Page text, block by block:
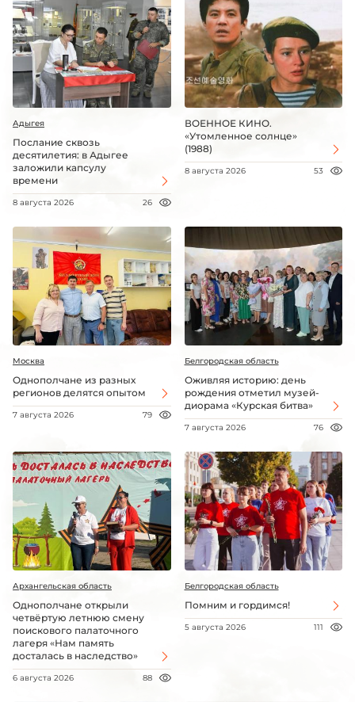
Адыгея
Послание сквозь
десятилетия: в Адыгее
заложили капсулу
времени
8 августа 2026 26
ВОЕННОЕ КИНО.
«Утомленное солнце»
(1988)
8 августа 2026 53
Москва
Однополчане из разных
регионов делятся опытом
7 августа 2026 79
Белгородская область
Оживляя историю: день
рождения отметил музей-
диорама «Курская битва»
7 августа 2026 76
Архангельская область
Однополчане открыли
четвёртую летнюю смену
поискового палаточного
лагеря «Нам память
досталась в наследство»
6 августа 2026 88
Белгородская область
Помним и гордимся!
5 августа 2026 111